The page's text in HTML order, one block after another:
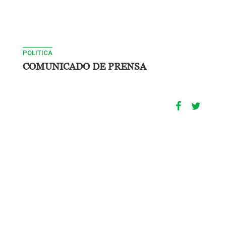
POLITICA
COMUNICADO DE PRENSA